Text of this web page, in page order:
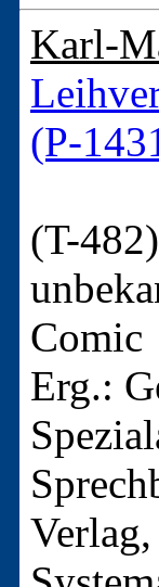
Karl-
(P-
(T-482)
Comic
Erg.: